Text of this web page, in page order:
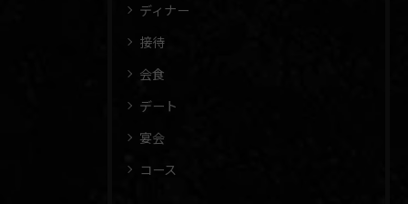
ディナー
接待
会食
デート
宴会
コース